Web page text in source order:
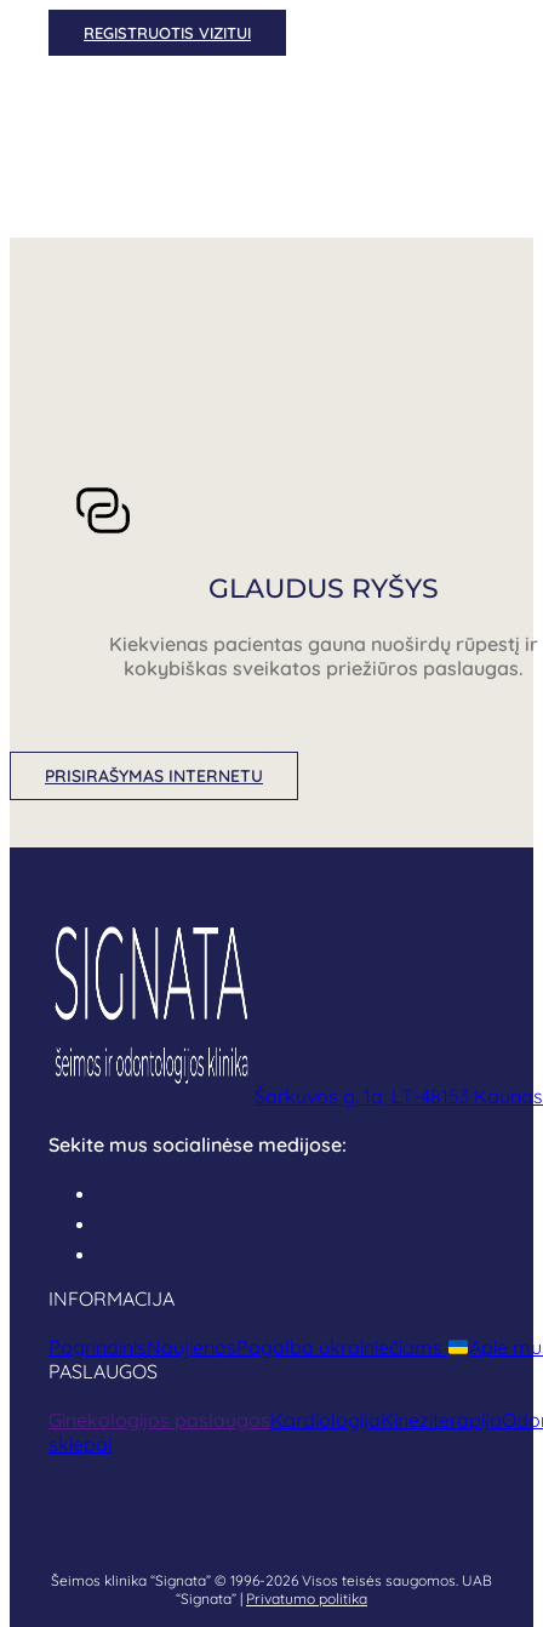
REGISTRUOTIS VIZITUI
GLAUDUS RYŠYS
Kiekvienas pacientas gauna nuoširdų rūpestį ir
kokybiškas sveikatos priežiūros paslaugas.
PRISIRAŠYMAS INTERNETU
Šarkuvos g. 1a, LT-48153 Kaunas
Sekite mus socialinėse medijose:
INFORMACIJA
PagrindinisNaujienosPagalba ukrainiečiams
Apie
PASLAUGOS
Ginekologijos paslaugosKardiologijaKineziterapija
skiepai
Šeimos klinika “Signata” © 1996-2026 Visos teisės saugomos. UAB
“Signata” | Privatumo politika